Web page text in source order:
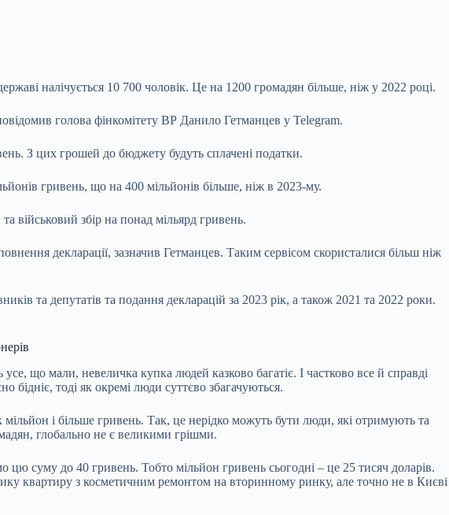
налічується 10 700 чоловік. Це на 1200 громадян більше, ніж у 2022 році.
голова фінкомітету ВР Данило Гетманцев у Telegram.
З цих грошей до бюджету будуть сплачені податки.
гривень, що на 400 мільйонів більше, ніж в 2023-му.
військовий збір на понад мільярд гривень.
декларації, зазначив Гетманцев. Таким сервісом скористалися більш ніж
та депутатів та подання декларацій за 2023 рік, а також 2021 та 2022 роки.
що мали, невеличка купка людей казково багатіє. І частково все й справді
бідніє, тоді як окремі люди суттєво збагачуються.
і більше гривень. Так, це нерідко можуть бути люди, які отримують та
глобально не є великими грішми.
суму до 40 гривень. Тобто мільйон гривень сьогодні – це 25 тисяч доларів.
квартиру з косметичним ремонтом на вторинному ринку, але точно не в Києві